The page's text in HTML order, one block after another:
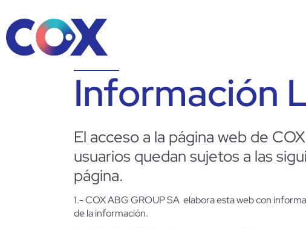
Información
El acceso a la página web de
usuarios quedan sujetos a las
página.
1.- COX ABG GROUP SA elabora esta web con
de la información.